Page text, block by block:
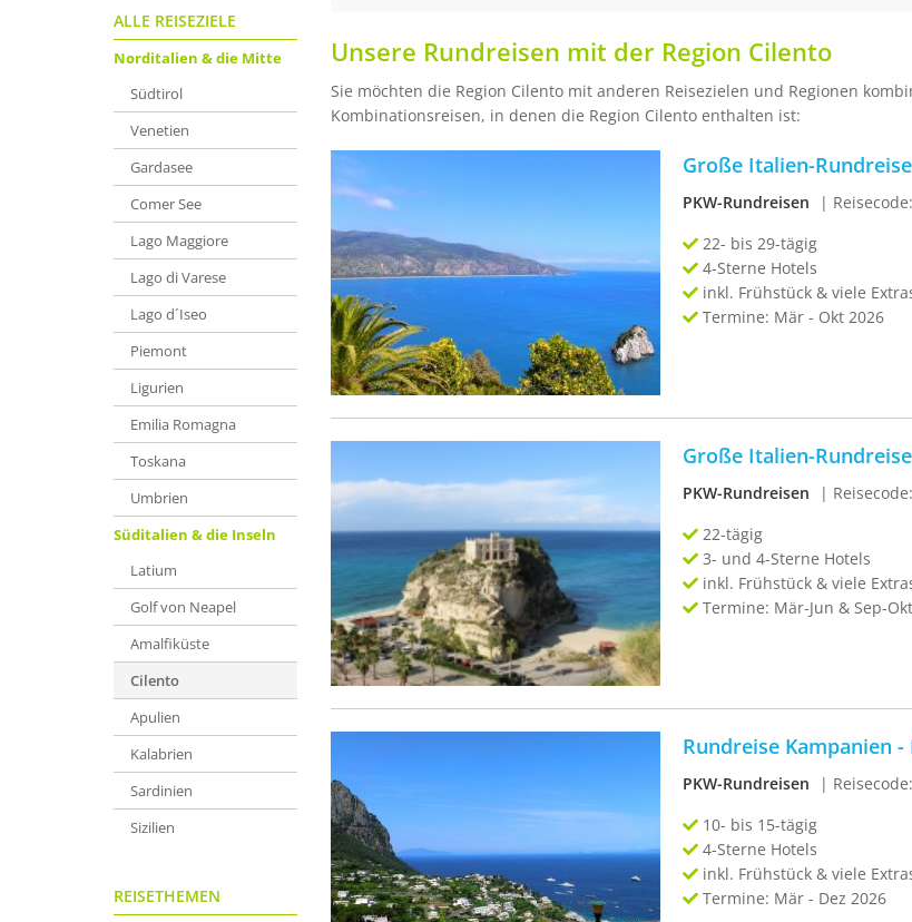
ALLE REISEZIELE
Norditalien & die Mitte
Südtirol
Venetien
Gardasee
Comer See
Lago Maggiore
Lago di Varese
Lago d´Iseo
Piemont
Ligurien
Emilia Romagna
Toskana
Umbrien
Süditalien & die Inseln
Latium
Golf von Neapel
Amalfiküste
Cilento
Apulien
Kalabrien
Sardinien
Sizilien
REISETHEMEN
Unsere Rundreisen mit der Region Cilento
Sie möchten die Region Cilento mit anderen Reisezielen und Regionen
Kombinationsreisen, in denen die Region Cilento enthalten ist:
Große Italien-
PKW-Rundreisen
|
22- bis 29-tägig
4-Sterne Hotels
inkl. Frühstück & viele
Termine: Mär - Okt 2026
Große Italien-
PKW-Rundreisen
|
22-tägig
3- und 4-Sterne Hotels
inkl. Frühstück & viele
Termine: Mär-Jun & Sep-
Rundreise Kampanien
PKW-Rundreisen
|
10- bis 15-tägig
4-Sterne Hotels
inkl. Frühstück & viele
Termine: Mär - Dez 2026